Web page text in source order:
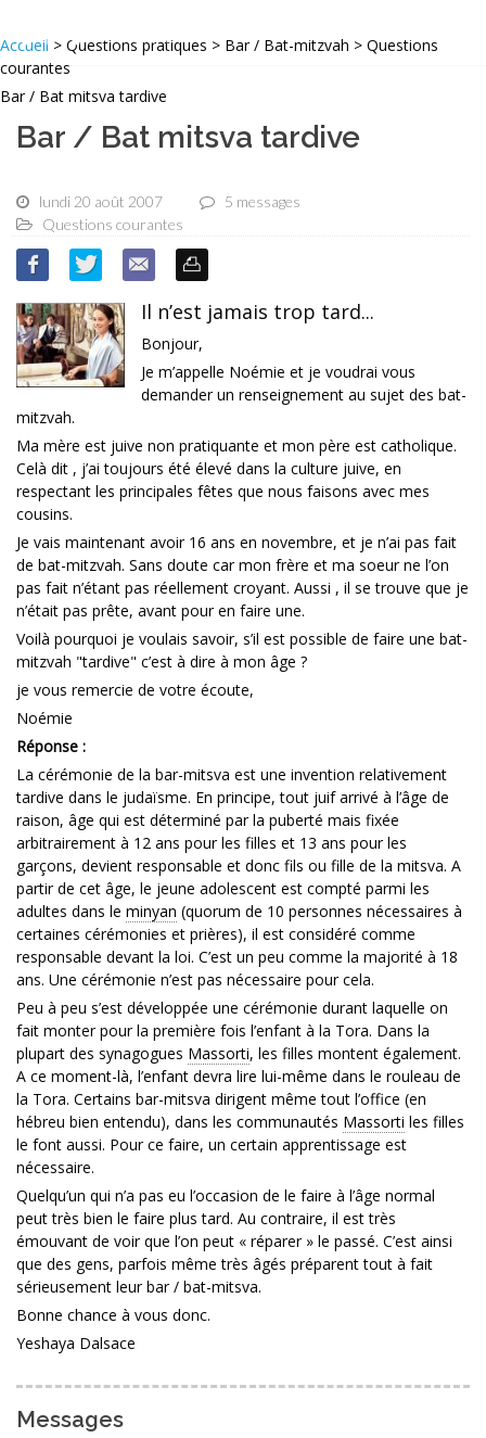
Accueil > Questions pratiques > Bar / Bat-mitzvah > Questions
courantes
Bar / Bat mitsva tardive
Bar / Bat mitsva tardive
lundi 20 août 2007
5 messages
Questions courantes
Il n’est jamais trop tard...
Bonjour,
Je m’appelle Noémie et je voudrai vous
demander un renseignement au sujet des bat-
mitzvah.
Ma mère est juive non pratiquante et mon père est catholique.
Celà dit , j’ai toujours été élevé dans la culture juive, en
respectant les principales fêtes que nous faisons avec mes
cousins.
Je vais maintenant avoir 16 ans en novembre, et je n’ai pas fait
de bat-mitzvah. Sans doute car mon frère et ma soeur ne l’on
pas fait n’étant pas réellement croyant. Aussi , il se trouve que je
n’était pas prête, avant pour en faire une.
Voilà pourquoi je voulais savoir, s’il est possible de faire une bat-
mitzvah "tardive" c’est à dire à mon âge ?
je vous remercie de votre écoute,
Noémie
Réponse :
La cérémonie de la bar-mitsva est une invention relativement
tardive dans le judaïsme. En principe, tout juif arrivé à l’âge de
raison, âge qui est déterminé par la puberté mais fixée
arbitrairement à 12 ans pour les filles et 13 ans pour les
garçons, devient responsable et donc fils ou fille de la mitsva. A
partir de cet âge, le jeune adolescent est compté parmi les
adultes dans le minyan (quorum de 10 personnes nécessaires à
certaines cérémonies et prières), il est considéré comme
responsable devant la loi. C’est un peu comme la majorité à 18
ans. Une cérémonie n’est pas nécessaire pour cela.
Peu à peu s’est développée une cérémonie durant laquelle on
fait monter pour la première fois l’enfant à la Tora. Dans la
plupart des synagogues Massorti, les filles montent également.
A ce moment-là, l’enfant devra lire lui-même dans le rouleau de
la Tora. Certains bar-mitsva dirigent même tout l’office (en
hébreu bien entendu), dans les communautés Massorti les filles
le font aussi. Pour ce faire, un certain apprentissage est
nécessaire.
Quelqu’un qui n’a pas eu l’occasion de le faire à l’âge normal
peut très bien le faire plus tard. Au contraire, il est très
émouvant de voir que l’on peut « réparer » le passé. C’est ainsi
que des gens, parfois même très âgés préparent tout à fait
sérieusement leur bar / bat-mitsva.
Bonne chance à vous donc.
Yeshaya Dalsace
Messages